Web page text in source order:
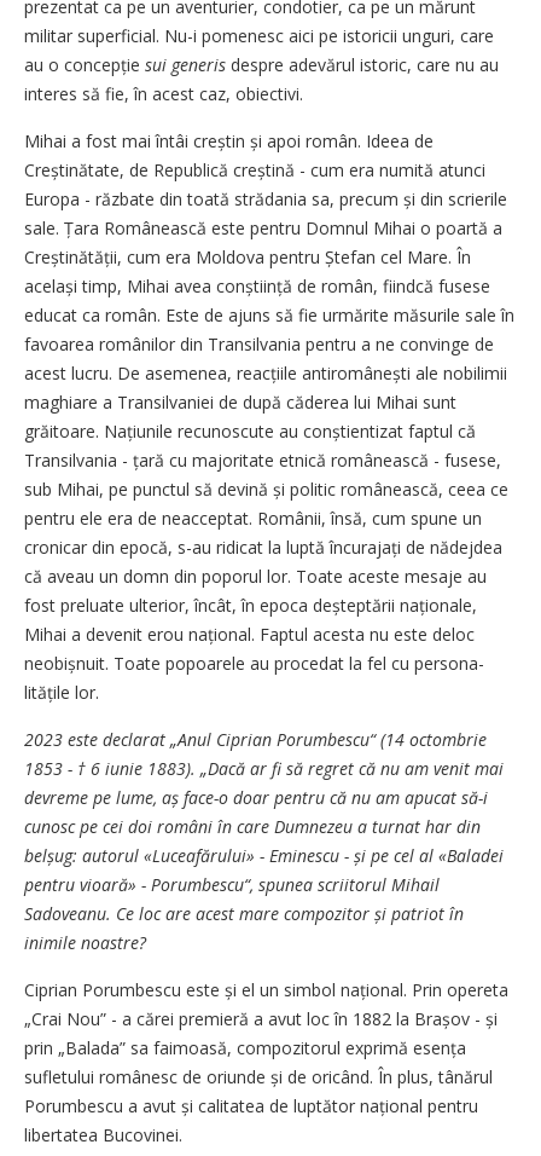
prezentat ca pe un aventurier, condotier, ca pe un mărunt
militar superficial. Nu-i pomenesc aici pe istoricii unguri, care
au o concepție sui generis despre adevărul istoric, care nu au
interes să fie, în acest caz, obiectivi.
Mihai a fost mai întâi creștin și apoi român. Ideea de
Creștinătate, de Republică creștină - cum era numită atunci
Europa - răzbate din toată strădania sa, precum și din scrierile
sale. Țara Românească este pentru Domnul Mihai o poartă a
Creștinătății, cum era Moldova pentru Ștefan cel Mare. În
același timp, Mihai avea conștiință de român, fiindcă fusese
educat ca român. Este de ajuns să fie urmărite măsurile sale în
favoarea românilor din Transilvania pentru a ne convinge de
acest lucru. De asemenea, reacțiile antiromânești ale nobilimii
maghiare a Transilvaniei de după căderea lui Mihai sunt
grăitoare. Națiunile recunoscute au conștientizat faptul că
Transilvania - țară cu majoritate etnică românească - fusese,
sub Mihai, pe punctul să devină și politic românească, ceea ce
pentru ele era de neacceptat. Românii, însă, cum spune un
cronicar din epocă, s-au ridicat la luptă încurajați de nădejdea
că aveau un domn din poporul lor. Toate aceste mesaje au
fost preluate ulterior, încât, în epoca deștep­tării naționale,
Mihai a devenit erou național. Faptul acesta nu este deloc
neobișnuit. Toate popoarele au procedat la fel cu persona­
litățile lor.
2023 este declarat „Anul Ciprian Porumbescu“ (14 octombrie
1853 - † 6 iunie 1883). „Dacă ar fi să regret că nu am venit mai
devreme pe lume, aș face-o doar pentru că nu am apucat să-i
cunosc pe cei doi români în care Dumnezeu a turnat har din
belșug: autorul «Luceafărului» - Eminescu - și pe cel al «Baladei
pentru vioară» - Porumbescu“, spunea scriitorul Mihail
Sadoveanu. Ce loc are acest mare compozitor și patriot în
inimile noastre?
Ciprian Porumbescu este și el un simbol național. Prin opereta
„Crai Nou” - a cărei premieră a avut loc în 1882 la Brașov - și
prin „Balada” sa faimoasă, compozitorul exprimă esența
sufletului românesc de oriunde și de oricând. În plus, tânărul
Porumbescu a avut și calitatea de luptător național pentru
libertatea Bucovinei.